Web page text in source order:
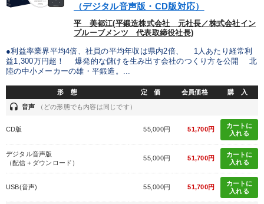
（デジタル音声版・CD版対応）
平 美都江(平鍛造株式会社 元社長／株式会社イン
プルーブメンツ 代表取締役社長)
●利益率業界平均4倍、社員の平均年収は県内2倍、 1人あたり経常利
益1,300万円超！ 爆発的な儲けを生み出す会社のつくり方を公開 北
陸の中小メーカーの雄・平鍛造。...
形 態 定 価 会員価格 購 入
headset 音声 （どの形態でも内容は同じです）
CD版 55,000円 51,700円
カートに
入れる
デジタル音声版
（配信＋ダウンロード）
55,000円 51,700円
カートに
入れる
USB(音声) 55,000円 51,700円
カートに
入れる